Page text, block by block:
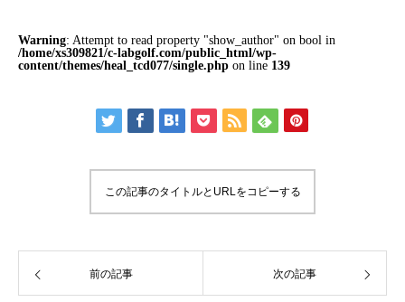
Warning: Attempt to read property "show_author" on bool in
/home/xs309821/c-labgolf.com/public_html/wp-
content/themes/heal_tcd077/single.php on line 139
この記事のタイトルとURLをコピーする
前の記事 次の記事